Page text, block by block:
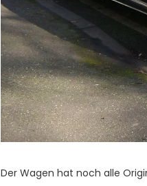
Der Wagen hat noch alle